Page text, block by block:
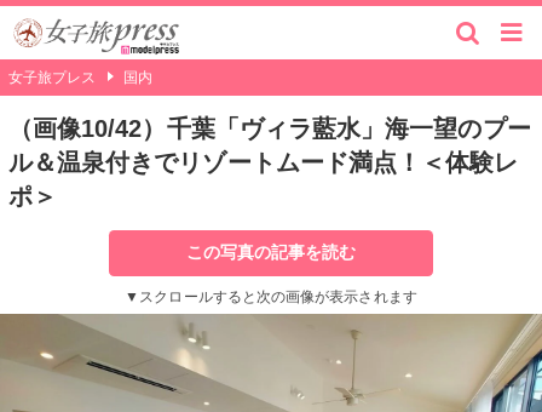
女子旅プレス 国内
（画像10/42）千葉「ヴィラ藍水」海一望のプー
ル＆温泉付きでリゾートムード満点！＜体験レ
ポ＞
この写真の記事を読む
▼スクロールすると次の画像が表示されます